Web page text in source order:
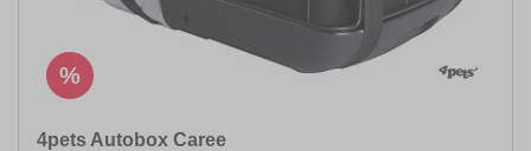
%
4pets Autobox Caree